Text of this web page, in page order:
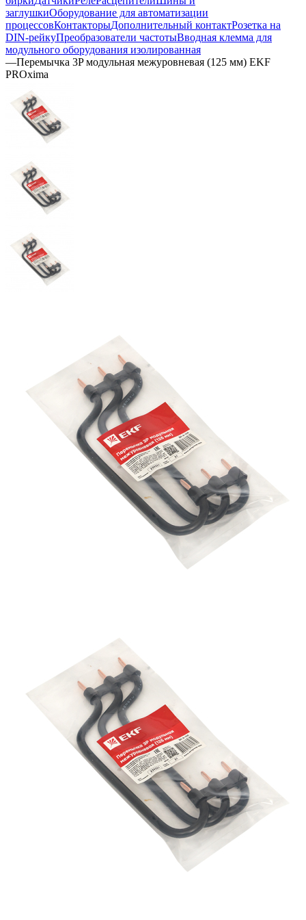
заглушкиОборудование для автоматизации
процессовКонтакторыДополнительный контактРозетка на
DIN-рейкуПреобразователи частотыВводная клемма для
модульного оборудования изолированная
—Перемычка 3P модульная межуровневая (125 мм) EKF
PROxima